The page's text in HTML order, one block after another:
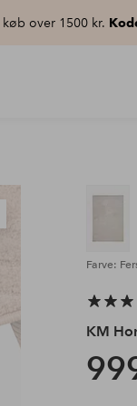
over 1500 kr.
Farve:
KM